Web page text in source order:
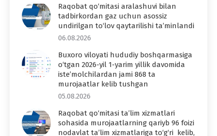
Raqobat qo‘mitasi aralashuvi bilan
tadbirkordan gaz uchun asossiz
undirilgan to‘lov qaytarilishi ta’minlandi
06.08.2026
Buxoro viloyati hududiy boshqarmasiga
o‘tgan 2026-yil 1-yarim yillik davomida
iste’molchilardan jami 868 ta
murojaatlar kelib tushgan
05.08.2026
Raqobat qo‘mitasi ta’lim xizmatlari
sohasida murojaatlarning qariyb 96 foizi
nodavlat ta’lim xizmatlariga to‘g‘ri kelib,